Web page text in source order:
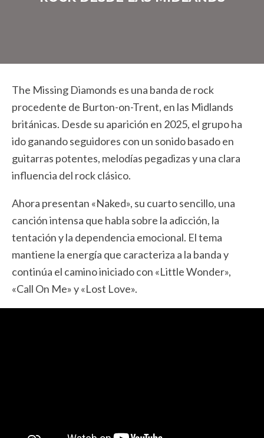
The Missing Diamonds es una banda de rock
procedente de Burton-on-Trent, en las Midlands
británicas. Desde su aparición en 2025, el grupo ha
ido ganando seguidores con un sonido basado en
guitarras potentes, melodías pegadizas y una clara
influencia del rock clásico.
Ahora presentan «Naked», su cuarto sencillo, una
canción intensa que habla sobre la adicción, la
tentación y la dependencia emocional. El tema
mantiene la energía que caracteriza a la banda y
continúa el camino iniciado con «Little Wonder»,
«Call On Me» y «Lost Love».